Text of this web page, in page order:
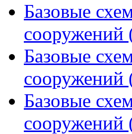
Базовые
сооружений
Базовые
сооружений
Базовые
сооружений